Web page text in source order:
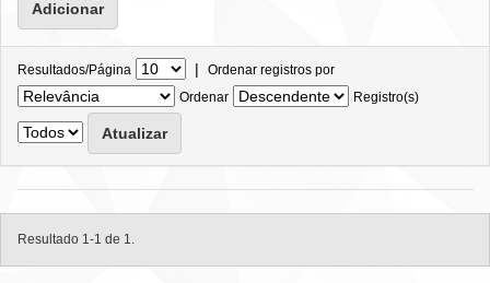
Resultados/Página | Ordenar registros por
Ordenar
Registro(s)
Resultado 1-1 de 1.